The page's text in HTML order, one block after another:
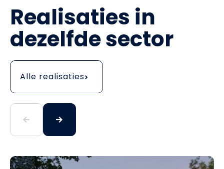
Realisaties in
dezelfde sector
Alle realisaties